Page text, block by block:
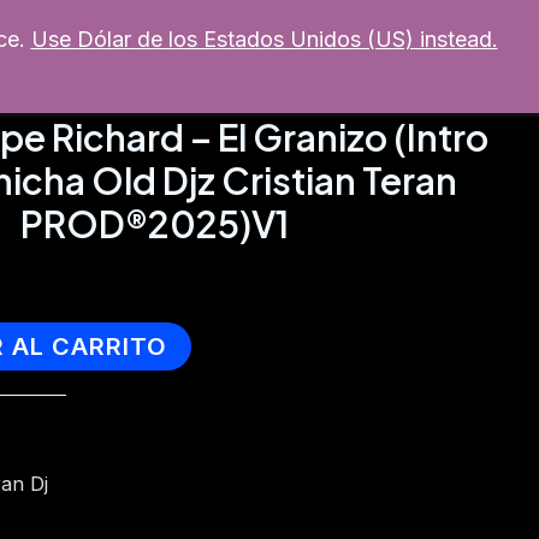
Soporte MI CUENTA
Richard – El Granizo (Intro
Old Djz Cristian Teran
PROD®2025)V1
AL CARRITO
Dj
Use Dólar de los Estados Unidos (US) instead.